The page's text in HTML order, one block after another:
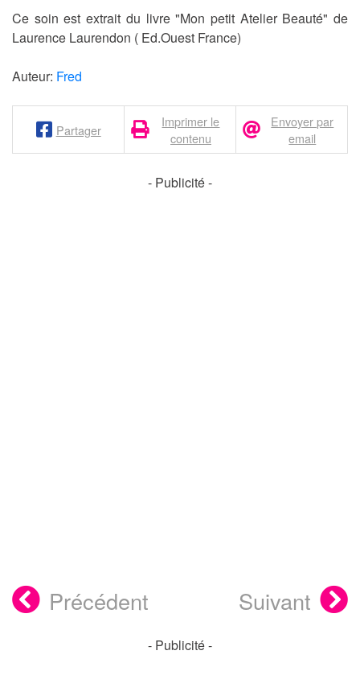
Ce soin est extrait du livre "Mon petit Atelier Beauté" de
Laurence Laurendon ( Ed.Ouest France)
Auteur: Fred
Partager
Imprimer le
contenu
Envoyer par
email
- Publicité -
Précédent Suivant
- Publicité -